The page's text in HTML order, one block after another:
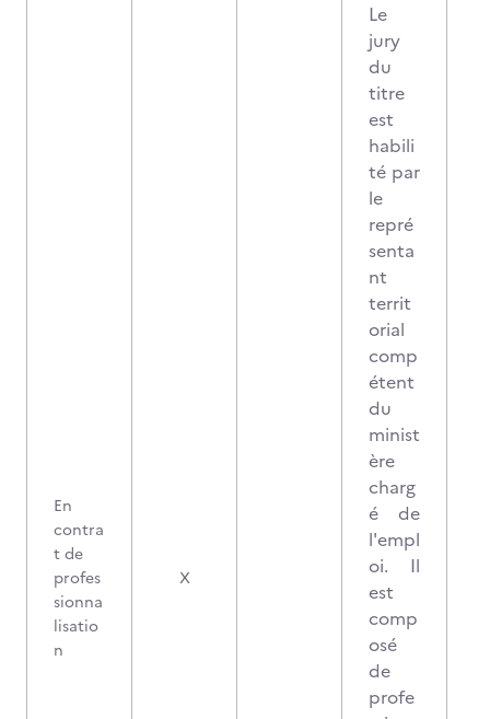
En
contra
t de
profes
sionna
lisatio
n
X
Le
jury
du
titre
est
habili
té par
le
repré
senta
nt
territ
orial
comp
étent
du
minist
ère
charg
é de
l'empl
oi. Il
est
comp
osé
de
profe